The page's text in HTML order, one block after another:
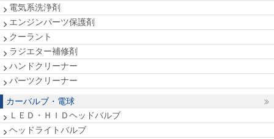
電気系洗浄剤
エンジンパーツ保護剤
クーラント
ラジエター補修剤
ハンドクリーナー
パーツクリーナー
カーバルブ・電球
ＬＥＤ・ＨＩＤヘッドバルブ
ヘッドライトバルブ